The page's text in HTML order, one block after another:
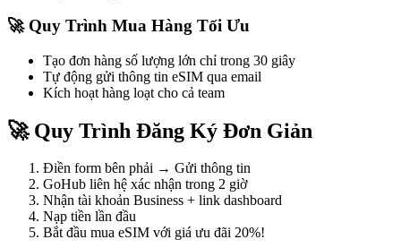
🚀 Quy Trình Mua Hàng Tối Ưu
Tạo đơn hàng số lượng lớn chỉ trong 30 giây
Tự động gửi thông tin eSIM qua email
Kích hoạt hàng loạt cho cả team
🚀 Quy Trình Đăng Ký Đơn Giản
Điền form bên phải → Gửi thông tin
GoHub liên hệ xác nhận trong 2 giờ
Nhận tài khoản Business + link dashboard
Nạp tiền lần đầu
Bắt đầu mua eSIM với giá ưu đãi 20%!